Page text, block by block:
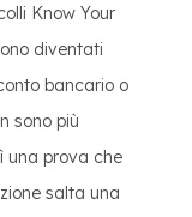
Know Your
diventati
bancario o
sono più
una prova che
salta una